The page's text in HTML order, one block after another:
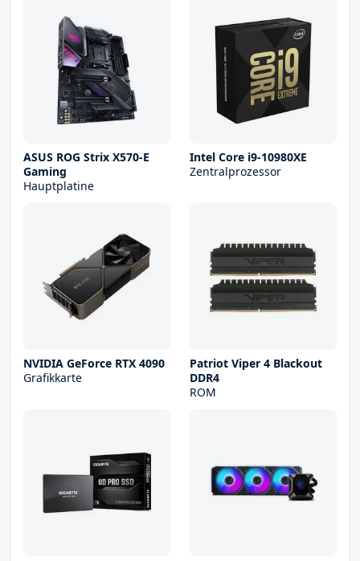
ASUS ROG Strix X570-E
Gaming
Hauptplatine
Intel Core i9-10980XE
Zentralprozessor
NVIDIA GeForce RTX 4090
Grafikkarte
Patriot Viper 4 Blackout
DDR4
ROM